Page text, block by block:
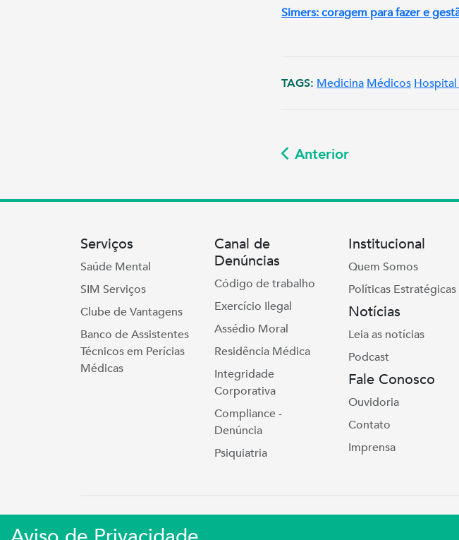
Simers: coragem para fazer e
TAGS: Medicina Médicos
Anterior
Serviços
Saúde Mental
SIM Serviços
Clube de Vantagens
Banco de Assistentes
Técnicos em Perícias
Médicas
Canal de
Denúncias
Código de trabalho
Exercício Ilegal
Assédio Moral
Residência Médica
Integridade
Corporativa
Compliance -
Denúncia
Psiquiatria
Institucional
Quem Somos
Políticas Estratégicas
Notícias
Leia as notícias
Podcast
Fale Conosco
Ouvidoria
Contato
Imprensa
Simers © 2023 | Rua Coronel Corte Real, 975